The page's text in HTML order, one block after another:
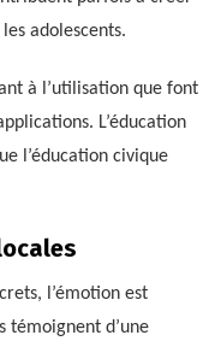
adolescents.
à l’utilisation que font
L’éducation
l’éducation civique
l’émotion est
témoignent d’une